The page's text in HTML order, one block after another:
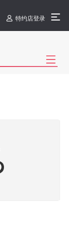
特约店登录